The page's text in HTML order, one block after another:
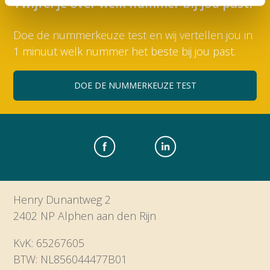
Doe de nummerkeuze test en wij vertellen jou in
1 minuut welk nummer het beste bij jou past.
DOE DE NUMMERKEUZE TEST
Henry Dunantweg 2
2402 NP Alphen aan den Rijn
KvK: 65267605
BTW: NL856044477B01